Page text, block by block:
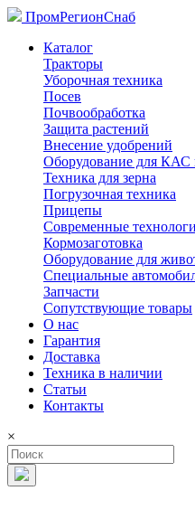
ПромРегионСнаб
Каталог
Тракторы
Уборочная техника
Посев
Почвообработка
Защита растений
Внесение удобрений
Оборудование для
Техника для зерна
Погрузочная техника
Прицепы
Современные
Кормозаготовка
Оборудование для
Специальные
Запчасти
Сопутствующие товары
О нас
Гарантия
Доставка
Техника в наличии
Статьи
Контакты
×